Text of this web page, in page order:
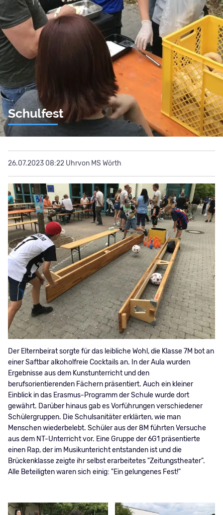
Schulfest
26.07.2023 08:22 Uhrvon MS Wörth
Der Elternbeirat sorgte für das leibliche Wohl, die Klasse 7M bot an
einer Saftbar alkoholfreie Cocktails an. In der Aula wurden
Ergebnisse aus dem Kunstunterricht und den
berufsorientierenden Fächern präsentiert. Auch ein kleiner
Einblick in das Erasmus-Programm der Schule wurde dort
gewährt. Darüber hinaus gab es Vorführungen verschiedener
Schülergruppen. Die Schulsanitäter erklärten, wie man
Menschen wiederbelebt. Schüler aus der 8M führten Versuche
aus dem NT-Unterricht vor. Eine Gruppe der 6G1 präsentierte
einen Rap, der im Musikuntericht entstanden ist und die
Brückenklasse zeigte ihr selbst erarbeitetes "Zeitungstheater".
Alle Beteiligten waren sich einig: "Ein gelungenes Fest!"